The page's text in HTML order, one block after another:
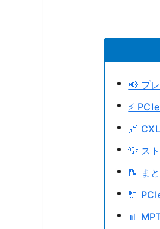
📢 プ
⚡
🔗
💡 ス
📝 ま
🔌
📊